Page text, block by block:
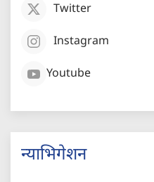
Twitter
Instagram
Youtube
न्याभिगेशन